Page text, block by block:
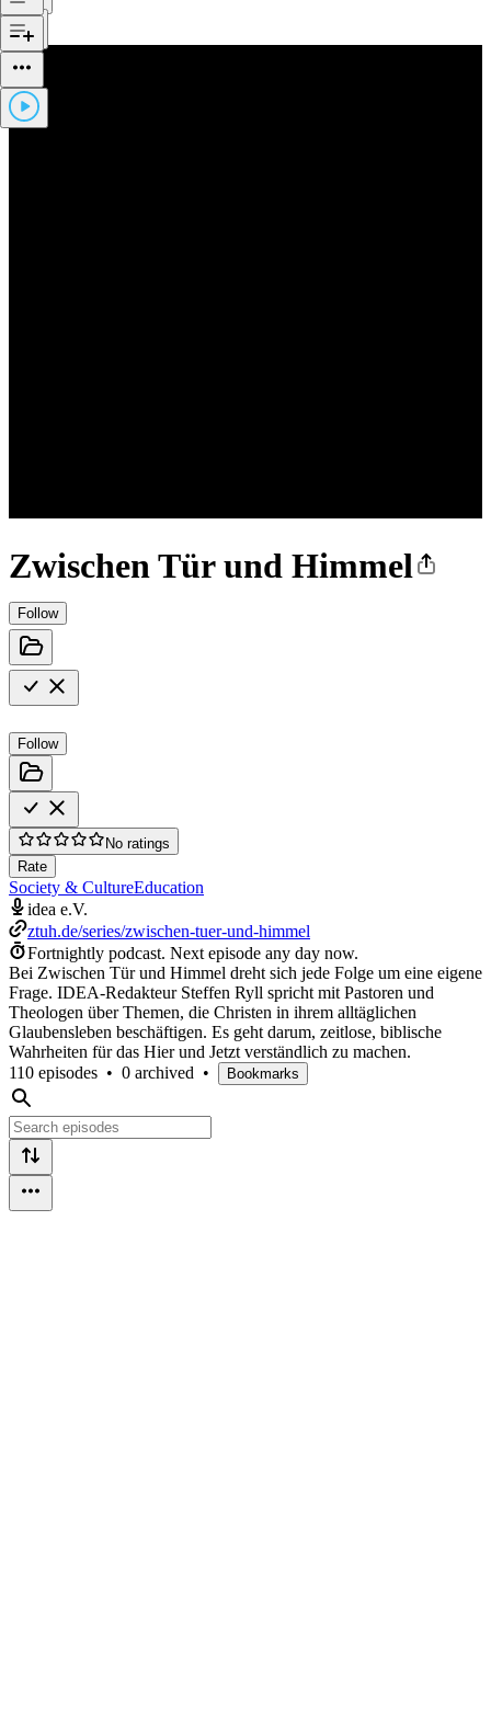
Zwischen Tür und Himmel
Follow
Follow
No ratings
Rate
Society & CultureEducation
idea e.V.
ztuh.de/series/zwischen-tuer-und-himmel
Fortnightly podcast. Next episode any day now.
Bei Zwischen Tür und Himmel dreht sich jede Folge um eine eigene
Frage. IDEA-Redakteur Steffen Ryll spricht mit Pastoren und
Theologen über Themen, die Christen in ihrem alltäglichen
Glaubensleben beschäftigen. Es geht darum, zeitlose, biblische
Wahrheiten für das Hier und Jetzt verständlich zu machen.
110 episodes • 0 archived • Bookmarks